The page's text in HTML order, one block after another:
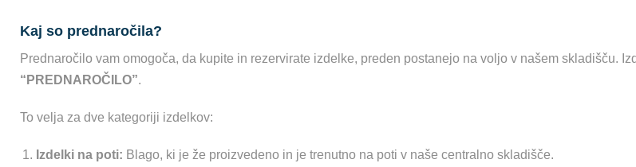
Kaj so prednaročila?
Prednaročilo vam omogoča, da kupite in rezervirate izdelke, preden postanejo na voljo v našem skladišču.
“PREDNAROČILO”.
To velja za dve kategoriji izdelkov:
Izdelki na poti: Blago, ki je že proizvedeno in je trenutno na poti v naše centralno skladišče.